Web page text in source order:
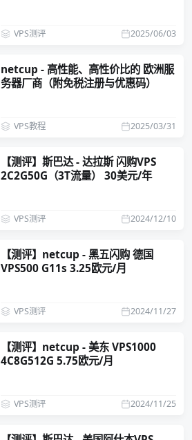
2025/06/03
VPS测评
netcup - 高性能、高性价比的 欧洲服
务器厂商（附免税注册与优惠码）
2025/03/31
VPS教程
【测评】斯巴达 - 达拉斯 闪购VPS
2C2G50G（3T流量） 30美元/年
2024/12/10
VPS测评
【测评】netcup - 黑五闪购 德国
VPS500 G11s 3.25欧元/月
2024/11/27
VPS测评
【测评】netcup - 美东 VPS1000
4C8G512G 5.75欧元/月
2024/11/25
VPS测评